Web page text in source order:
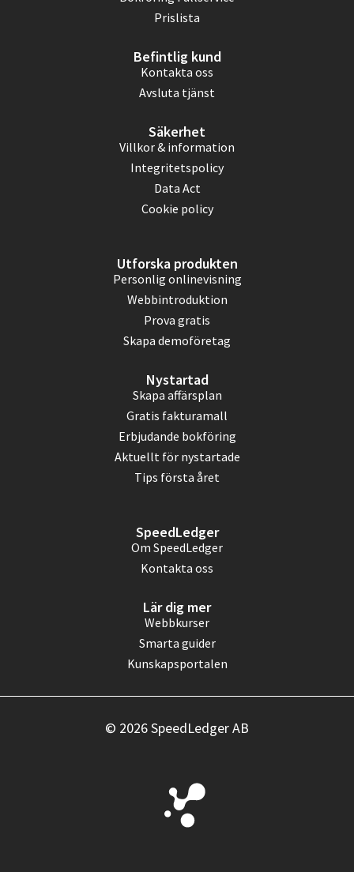
Prislista
Befintlig kund
Kontakta oss
Avsluta tjänst
Säkerhet
Villkor & information
Integritetspolicy
Data Act
Cookie policy
Utforska produkten
Personlig onlinevisning
Webbintroduktion
Prova gratis
Skapa demoföretag
Nystartad
Skapa affärsplan
Gratis fakturamall
Erbjudande bokföring
Aktuellt för nystartade
Tips första året
SpeedLedger
Om SpeedLedger
Kontakta oss
Lär dig mer
Webbkurser
Smarta guider
Kunskapsportalen
© 2026 SpeedLedger AB